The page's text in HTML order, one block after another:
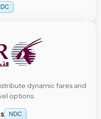
dynamic fares and
options.
NDC